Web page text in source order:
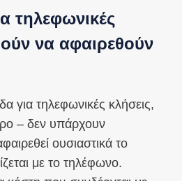
τηλεφωνικές
να αφαιρεθούν
για τηλεφωνικές κλήσεις,
– δεν υπάρχουν
ουσιαστικά το
με το τηλέφωνο.